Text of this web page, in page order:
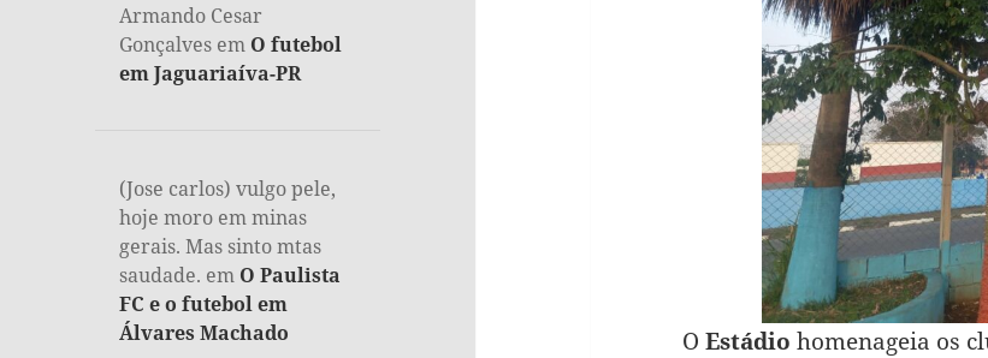
Armando Cesar
Gonçalves em O futebol
em Jaguariaíva-PR
(Jose carlos) vulgo pele,
hoje moro em minas
gerais. Mas sinto mtas
saudade. em O Paulista
FC e o futebol em
Álvares Machado
O Estádio homenageia os